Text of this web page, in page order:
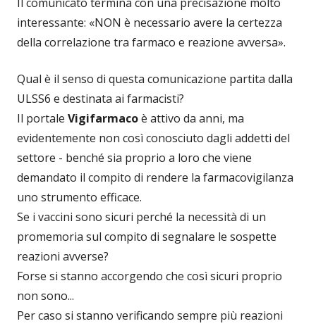
interessante: «NON è necessario avere la certezza
della correlazione tra farmaco e reazione avversa».
Qual è il senso di questa comunicazione partita dalla
ULSS6 e destinata ai farmacisti?
Il portale Vigifarmacoè attivo da anni, ma
evidentemente non così conosciuto dagli addetti del
settore - benché sia proprio a loro che viene
demandato il compito di rendere la farmacovigilanza
uno strumento efficace.
Se i vaccini sono sicuri perché la necessità di un
promemoria sul compito di segnalare le sospette
reazioni avverse?
Forse si stanno accorgendo che così sicuri proprio
non sono...
Per caso si stanno verificando sempre più reazioni